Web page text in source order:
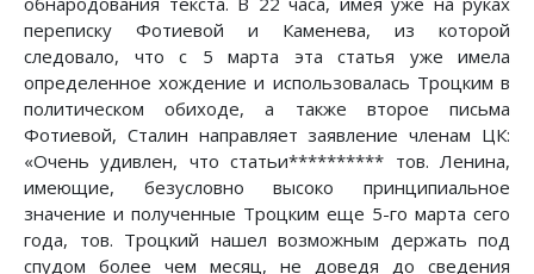
переписку Фотиевой и Каменева, из которой
следовало, что с 5 марта эта статья уже имела
определенное хождение и использовалась Троцким в
политическом обиходе, а также второе письма
Фотиевой, Сталин направляет заявление членам ЦК:
«Очень удивлен, что статьи********** тов. Ленина,
имеющие, безусловно высоко принципиальное
значение и полученные Троцким еще 5-го марта сего
года, тов. Троцкий нашел возможным держать под
спудом более чем месяц, не доведя до сведения